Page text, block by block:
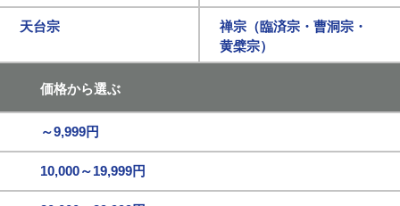
天台宗
禅宗（臨済宗・曹洞宗・
黄檗宗）
価格から選ぶ
～9,999円
10,000～19,999円